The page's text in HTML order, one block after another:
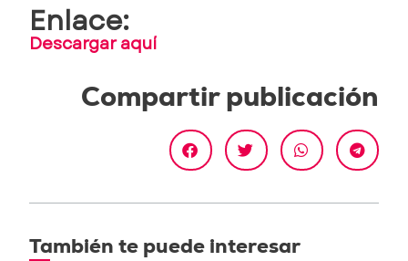
Enlace:
Descargar aquí
Compartir publicación
También te puede interesar